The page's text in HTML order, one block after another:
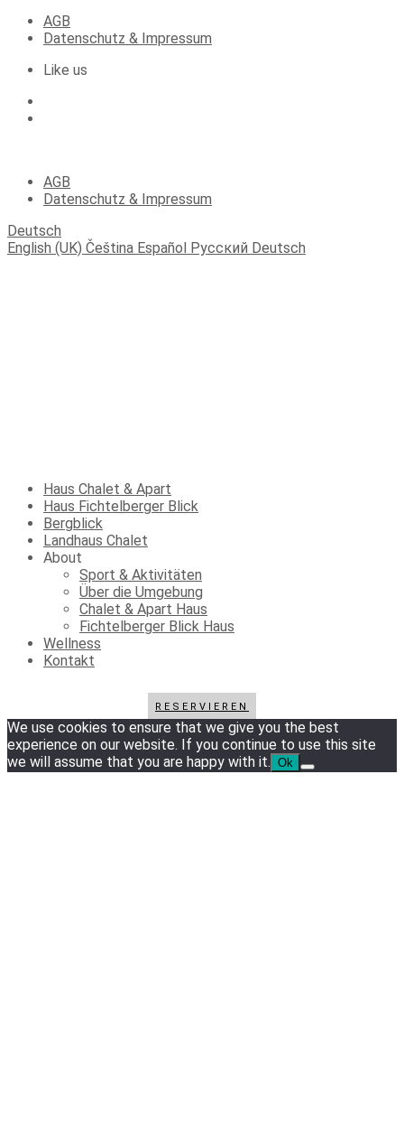
AGB
Datenschutz & Impressum
Like us
AGB
Datenschutz & Impressum
Deutsch
English (UK) Čeština Español Русский Deutsch
Haus Chalet & Apart
Haus Fichtelberger Blick
Bergblick
Landhaus Chalet
About
Sport & Aktivitäten
Über die Umgebung
Chalet & Apart Haus
Fichtelberger Blick Haus
Wellness
Kontakt
RESERVIEREN
We use cookies to ensure that we give you the best
experience on our website. If you continue to use this site
we will assume that you are happy with it. Ok